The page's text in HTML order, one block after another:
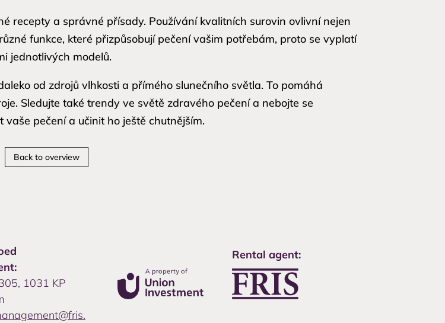
recepty a správné přísady. Používání kvalitních surovin ovlivní nejen
funkce, které přizpůsobují pečení vašim potřebám, proto se vyplatí
jednotlivých modelů.
od zdrojů vlhkosti a přímého slunečního světla. To pomáhá
Sledujte také trendy ve světě zdravého pečení a nebojte se
pečení a učinit ho ještě chutnějším.
Back to overview
Rental agent:
1031 KP